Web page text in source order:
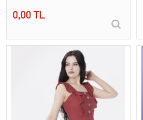
0,00 TL